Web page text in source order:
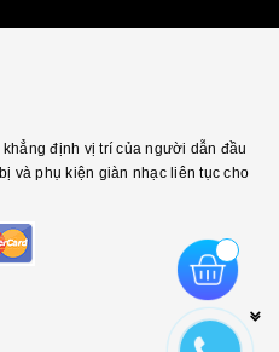
định vị trí của người dẫn đầu
và phụ kiện giàn nhạc liên tục cho